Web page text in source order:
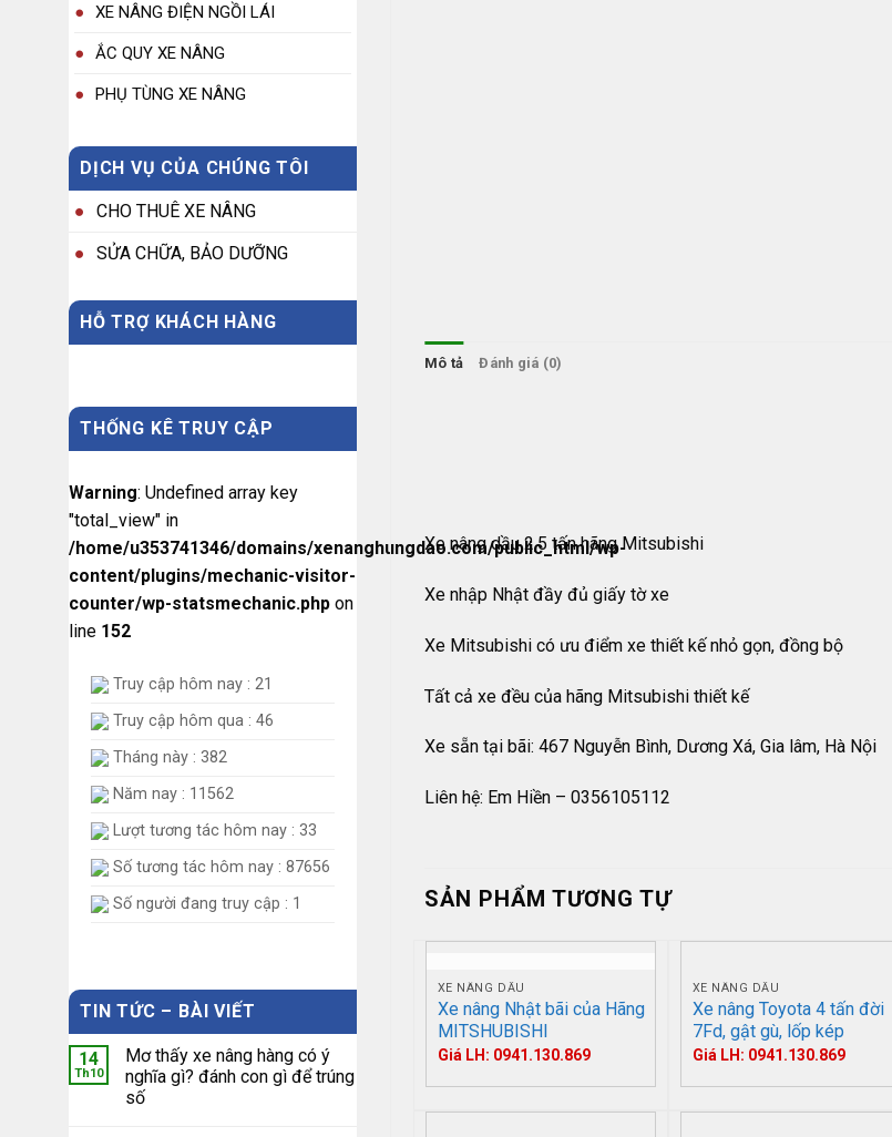
XE NÂNG ĐIỆN NGỒI LÁI
ẮC QUY XE NÂNG
PHỤ TÙNG XE NÂNG
DỊCH VỤ CỦA CHÚNG TÔI
CHO THUÊ XE NÂNG
SỬA CHỮA, BẢO DƯỠNG
HỖ TRỢ KHÁCH HÀNG
THỐNG KÊ TRUY CẬP
Warning: Undefined array key
"total_view" in
/home/u353741346/domains/xenanghungdao.com/public_html/wp-
content/plugins/mechanic-visitor-
counter/wp-statsmechanic.php on
line 152
Truy cập hôm nay : 21
Truy cập hôm qua : 46
Tháng này : 382
Năm nay : 11562
Lượt tương tác hôm nay : 33
Số tương tác hôm nay : 87656
Số người đang truy cập : 1
TIN TỨC – BÀI VIẾT
14
Th10
Mơ thấy xe nâng hàng có ý
nghĩa gì? đánh con gì để trúng
số
Mô tả Đánh giá (0)
Xe nâng dầu 2,5 tấn hãng Mitsubishi
Xe nhập Nhật đầy đủ giấy tờ xe
Xe Mitsubishi có ưu điểm xe thiết kế nhỏ gọn, đồng bộ
Tất cả xe đều của hãng Mitsubishi thiết kế
Xe sẵn tại bãi: 467 Nguyễn Bình, Dương Xá, Gia lâm, Hà Nội
Liên hệ: Em Hiền – 0356105112
SẢN PHẨM TƯƠNG TỰ
HẾT HÀNG
XE NÂNG DẦU
Xe nâng Nhật bãi của Hãng
MITSHUBISHI
Giá LH: 0941.130.869
XE NÂNG DẦU
Xe nâng Toyota 4 tấn đời
7Fd, gật gù, lốp kép
Giá LH: 0941.130.869